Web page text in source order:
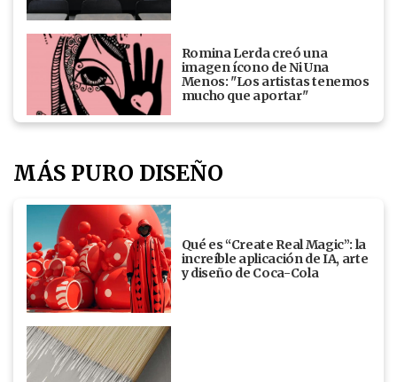
Romina Lerda creó una
imagen ícono de Ni Una
Menos: "Los artistas tenemos
mucho que aportar"
MÁS PURO DISEÑO
Qué es “Create Real Magic”: la
increíble aplicación de IA, arte
y diseño de Coca-Cola